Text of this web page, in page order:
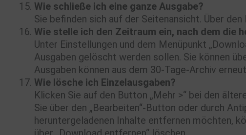
Wie schließe ich eine ganze Ausgabe?
Sie befinden sich auf der Seitenansicht. Über
Wie stelle ich den Zeitraum ein, nach dem die
Unter Einstellungen und dem Menüpunkt
Ausgaben gelöscht werden sollen. Sie können
Ausgaben können aus dem 30-Tage-Archiv
Wie lösche ich Einzelausgaben?
Klicken Sie auf den Button „Mehr >“ bei den
Sie über den „Bearbeiten“-Button oder durch
heruntergeladenen Inhalte entfernen möchten,